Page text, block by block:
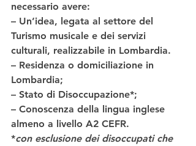
necessario avere:
– Un’idea, legata al settore del
Turismo musicale e dei servizi
culturali, realizzabile in Lombardia.
– Residenza o domiciliazione in
Lombardia;
– Stato di Disoccupazione*;
– Conoscenza della lingua inglese
almeno a livello A2 CEFR.
*con esclusione dei disoccupati che